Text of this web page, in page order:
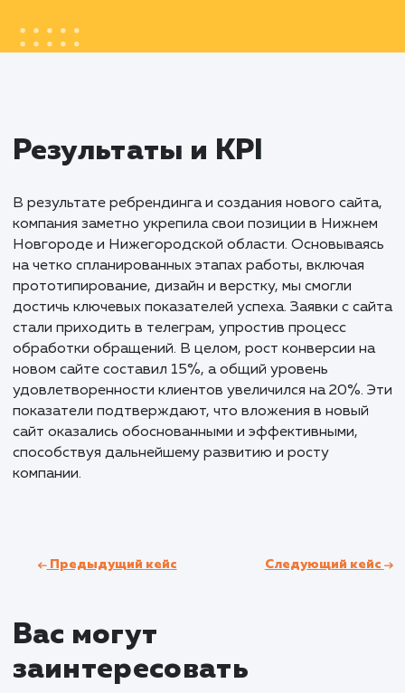
Создание нового сайта для не просто
новый вид бизнесу, но и стало символом
обновления и современности компании.
Продуманный дизайн, интеграция с
процессами и учет региональных
позволили укрепить позиции компании
рынке, сделав ее более привлекательной
доступной для потенциальных клиентов.
Результаты и KPI
В результате ребрендинга и создания нового